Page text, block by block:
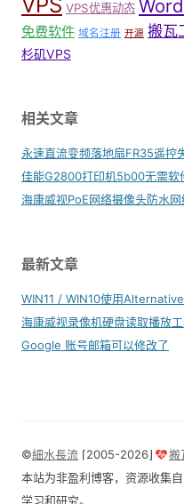
VPS优惠动态
免费软件 域名注册 开源 搬瓦
杉矶VPS
相关文章
永速直流变频落地扇FR35遥控
佳能G2800打印机5b00无需软
海康威视PoE网络摄像头防水
最新文章
WIN11 / WIN10使用
海康威视录像机硬盘读取播放
Google 账号邮箱可以修改了
©細水長流 ⌈2005-2026⌋ 搬
本站为非盈利博客，资源收集
学习和研究。